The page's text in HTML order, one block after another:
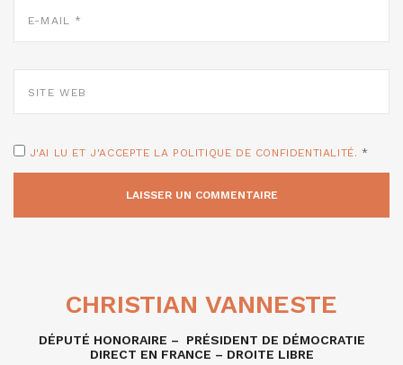
MAIL
WEB
J'AI LU ET J'ACCEPTE LA POLITIQUE DE CONFIDENTIALITÉ. *
CHRISTIAN VANNESTE
DÉPUTÉ HONORAIRE – PRÉSIDENT DE DÉMOCRATIE
DIRECT EN FRANCE – DROITE LIBRE